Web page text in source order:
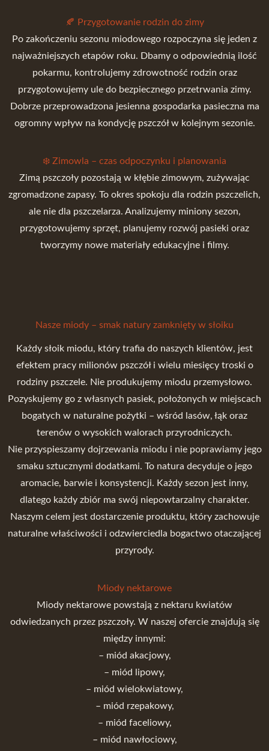
🍂 Przygotowanie rodzin do zimy
Po zakończeniu sezonu miodowego rozpoczyna się jeden z
najważniejszych etapów roku. Dbamy o odpowiednią ilość
pokarmu, kontrolujemy zdrowotność rodzin oraz
przygotowujemy ule do bezpiecznego przetrwania zimy.
Dobrze przeprowadzona jesienna gospodarka pasieczna ma
ogromny wpływ na kondycję pszczół w kolejnym sezonie.
❄️ Zimowla – czas odpoczynku i planowania
Zimą pszczoły pozostają w kłębie zimowym, zużywając
zgromadzone zapasy. To okres spokoju dla rodzin pszczelich,
ale nie dla pszczelarza. Analizujemy miniony sezon,
przygotowujemy sprzęt, planujemy rozwój pasieki oraz
tworzymy nowe materiały edukacyjne i filmy.
Nasze miody – smak natury zamknięty w słoiku
Każdy słoik miodu, który trafia do naszych klientów, jest
efektem pracy milionów pszczół i wielu miesięcy troski o
rodziny pszczele. Nie produkujemy miodu przemysłowo.
Pozyskujemy go z własnych pasiek, położonych w miejscach
bogatych w naturalne pożytki – wśród lasów, łąk oraz
terenów o wysokich walorach przyrodniczych.
Nie przyspieszamy dojrzewania miodu i nie poprawiamy jego
smaku sztucznymi dodatkami. To natura decyduje o jego
aromacie, barwie i konsystencji. Każdy sezon jest inny,
dlatego każdy zbiór ma swój niepowtarzalny charakter.
Naszym celem jest dostarczenie produktu, który zachowuje
naturalne właściwości i odzwierciedla bogactwo otaczającej
przyrody.
Miody nektarowe
Miody nektarowe powstają z nektaru kwiatów
odwiedzanych przez pszczoły. W naszej ofercie znajdują się
między innymi:
– miód akacjowy,
– miód lipowy,
– miód wielokwiatowy,
– miód rzepakowy,
– miód faceliowy,
– miód nawłociowy,